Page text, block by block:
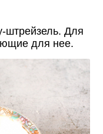
штрейзель. Для
для нее.